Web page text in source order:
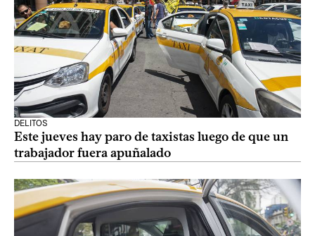
DELITOS
Este jueves hay paro de taxistas luego de que un
trabajador fuera apuñalado